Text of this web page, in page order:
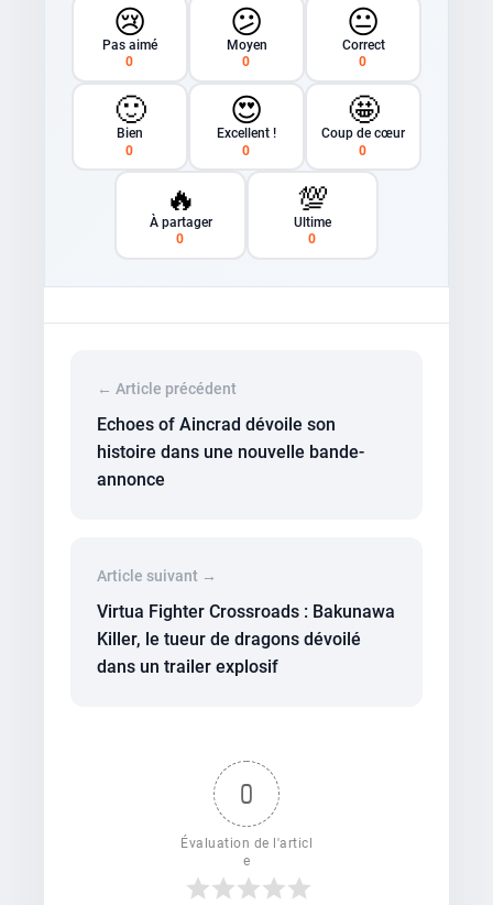
😢
Pas aimé
0
😕
Moyen
0
😐
Correct
0
🙂
Bien
0
😍
Excellent !
0
🤩
Coup de cœur
0
🔥
À partager
0
💯
Ultime
0
← Article précédent
Echoes of Aincrad dévoile son
histoire dans une nouvelle bande-
annonce
Article suivant →
Virtua Fighter Crossroads : Bakunawa
Killer, le tueur de dragons dévoilé
dans un trailer explosif
0
Évaluation de l'articl
e